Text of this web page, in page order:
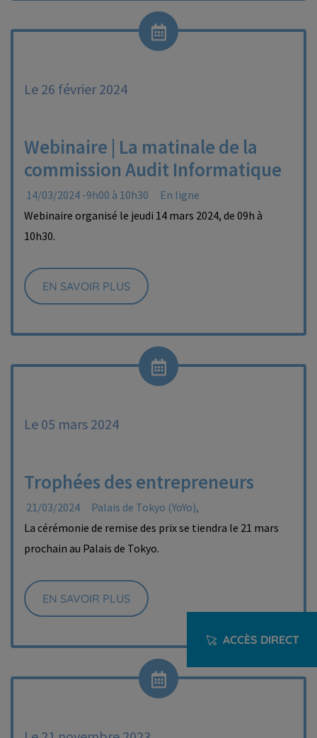
ACCÈS DIRECT
Le 26 février 2024
Webinaire | La matinale de la
commission Audit Informatique
14/03/2024 -9h00 à 10h30
En ligne
Webinaire organisé le jeudi 14 mars 2024, de 09h à
10h30.
EN SAVOIR PLUS
Le 05 mars 2024
Trophées des entrepreneurs
21/03/2024
Palais de Tokyo (YoYo),
La cérémonie de remise des prix se tiendra le 21 mars
prochain au Palais de Tokyo.
EN SAVOIR PLUS